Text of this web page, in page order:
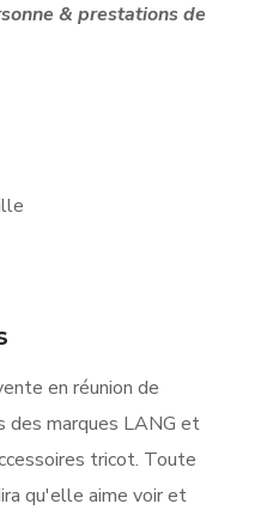
& prestations de
en réunion de
des marques LANG et
tricot. Toute
qu'elle aime voir et